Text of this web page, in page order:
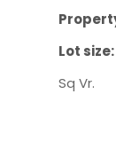
Lot size:
Sq Vr.